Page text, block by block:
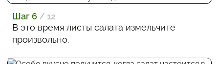
Шаг 6 / 12
В это время листы салата измельчите
произвольно.